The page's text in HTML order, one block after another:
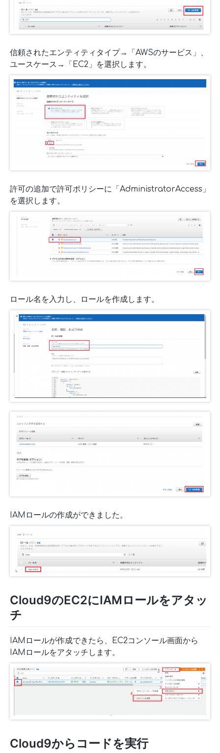
信頼されたエンティティタイプ→「AWSのサービス」、
ユースケース→「EC2」を選択します。
許可の追加で許可ポリシーに「AdministratorAccess」
を選択します。
ロール名を入力し、ロールを作成します。
IAMロールの作成ができました。
Cloud9のEC2にIAMロールをアタッ
チ
IAMロールが作成できたら、EC2コンソール画面から
IAMロールをアタッチします。
Cloud9からコードを実行